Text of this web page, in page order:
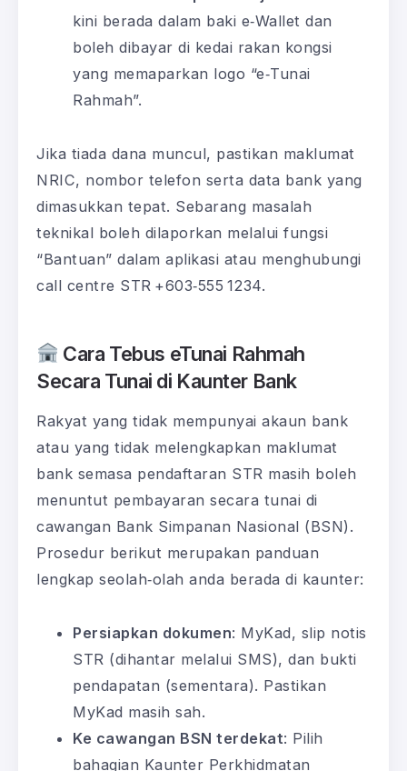
kini berada dalam baki e‑Wallet dan
boleh dibayar di kedai rakan kongsi
yang memaparkan logo “e‑Tunai
Rahmah”.
Jika tiada dana muncul, pastikan maklumat
NRIC, nombor telefon serta data bank yang
dimasukkan tepat. Sebarang masalah
teknikal boleh dilaporkan melalui fungsi
“Bantuan” dalam aplikasi atau menghubungi
call centre STR +603‑555 1234.
Cara Tebus eTunai Rahmah
Secara Tunai di Kaunter Bank
Rakyat yang tidak mempunyai akaun bank
atau yang tidak melengkapkan maklumat
bank semasa pendaftaran STR masih boleh
menuntut pembayaran secara tunai di
cawangan Bank Simpanan Nasional (BSN).
Prosedur berikut merupakan panduan
lengkap seolah‑olah anda berada di kaunter:
Persiapkan dokumen: MyKad, slip notis
STR (dihantar melalui SMS), dan bukti
pendapatan (sementara). Pastikan
MyKad masih sah.
Ke cawangan BSN terdekat: Pilih
bahagian Kaunter Perkhidmatan